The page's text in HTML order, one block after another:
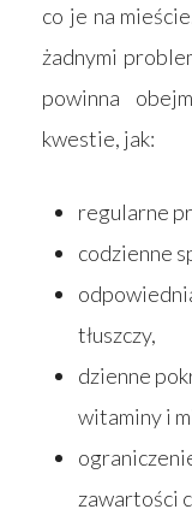
co je na
żadnymi
powinna
kwestie, jak:
regularne
codzienne
tłuszczy,
dzienne
witaminy i
zawartości